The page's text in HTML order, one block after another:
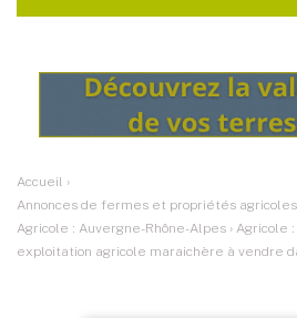
Accueil ›
Annonces de fermes et propriétés
Agricole : Auvergne-Rhône-Alpes › Agricole
exploitation agricole maraichère à vendre